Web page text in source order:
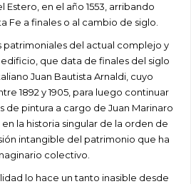
en el año 1553, arribando
Fe a finales o al cambio de siglo.
patrimoniales del actual complejo y
que data de finales del siglo
Juan Bautista Arnaldi, cuyo
1892 y 1905, para luego continuar
de pintura a cargo de Juan Marinaro
la historia singular de la orden de
intangible del patrimonio que ha
colectivo.
lo hace un tanto inasible desde